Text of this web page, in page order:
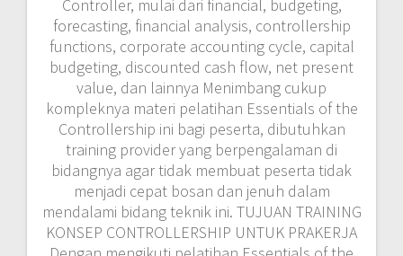
Essentials of the Controllership MATERI
pelatihan Pengenalan Essentials of the
Controllership online Zoom 1. Overview of the
Controller’s Job a. Major Controllership
Functions b. The Controller’s Position Within
the Firm c. The Finance and Accounting
Departments d. CFO/Treasurer/Financial VP vs.
Controller e. Characteristics of Successful
Controllers f. Technical Capabilities,Managerial
and Leadership Style 2. Technical Aspects of
the Controller’s Function a. The Corporate
Accounting Cycle b. Understanding Strategic